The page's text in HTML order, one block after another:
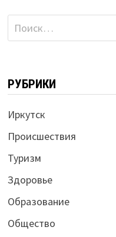
Найти:
РУБРИКИ
Иркутск
Происшествия
Туризм
Здоровье
Образование
Общество